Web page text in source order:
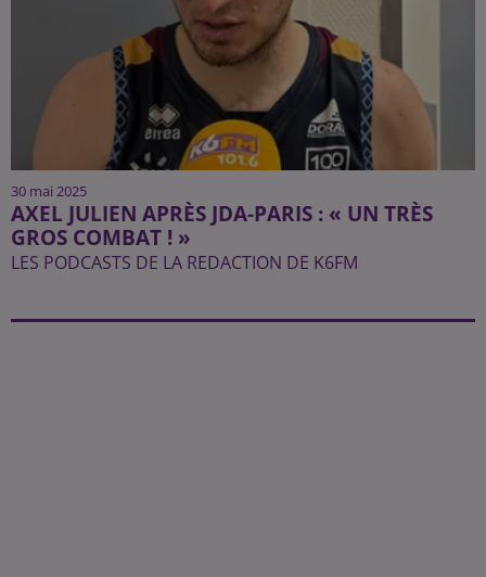
30 mai 2025
AXEL JULIEN APRÈS JDA-PARIS : « UN TRÈS
GROS COMBAT ! »
LES PODCASTS DE LA REDACTION DE K6FM